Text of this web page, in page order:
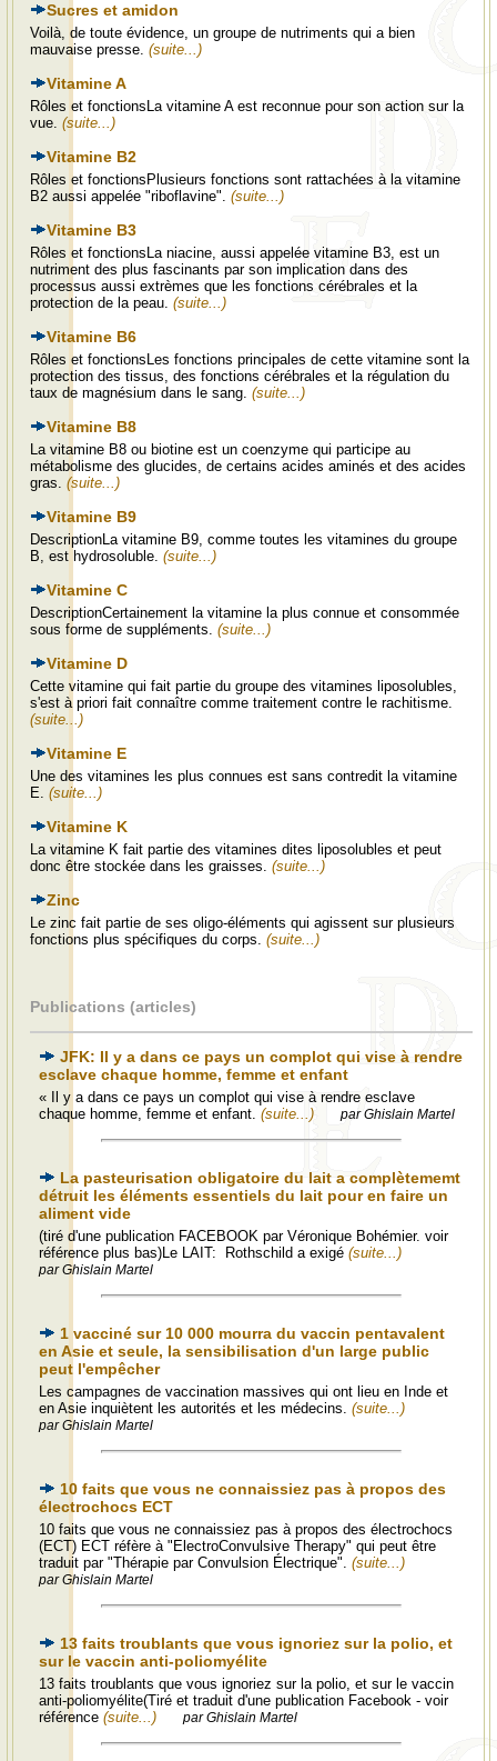
Sucres et amidon
Voilà, de toute évidence, un groupe de nutriments qui a bien
mauvaise presse. (suite...)
Vitamine A
Rôles et fonctionsLa vitamine A est reconnue pour son action sur la
vue. (suite...)
Vitamine B2
Rôles et fonctionsPlusieurs fonctions sont rattachées à la vitamine
B2 aussi appelée "riboflavine". (suite...)
Vitamine B3
Rôles et fonctionsLa niacine, aussi appelée vitamine B3, est un
nutriment des plus fascinants par son implication dans des
processus aussi extrèmes que les fonctions cérébrales et la
protection de la peau. (suite...)
Vitamine B6
Rôles et fonctionsLes fonctions principales de cette vitamine sont la
protection des tissus, des fonctions cérébrales et la régulation du
taux de magnésium dans le sang. (suite...)
Vitamine B8
La vitamine B8 ou biotine est un coenzyme qui participe au
métabolisme des glucides, de certains acides aminés et des acides
gras. (suite...)
Vitamine B9
DescriptionLa vitamine B9, comme toutes les vitamines du groupe
B, est hydrosoluble. (suite...)
Vitamine C
DescriptionCertainement la vitamine la plus connue et consommée
sous forme de suppléments. (suite...)
Vitamine D
Cette vitamine qui fait partie du groupe des vitamines liposolubles,
s'est à priori fait connaître comme traitement contre le rachitisme.
(suite...)
Vitamine E
Une des vitamines les plus connues est sans contredit la vitamine
E. (suite...)
Vitamine K
La vitamine K fait partie des vitamines dites liposolubles et peut
donc être stockée dans les graisses. (suite...)
Zinc
Le zinc fait partie de ses oligo-éléments qui agissent sur plusieurs
fonctions plus spécifiques du corps. (suite...)
Publications (articles)
JFK: Il y a dans ce pays un complot qui vise à rendre
esclave chaque homme, femme et enfant
« Il y a dans ce pays un complot qui vise à rendre esclave
chaque homme, femme et enfant. (suite...) par Ghislain Martel
La pasteurisation obligatoire du lait a complètememt
détruit les éléments essentiels du lait pour en faire un
aliment vide
(tiré d'une publication FACEBOOK par Véronique Bohémier. voir
référence plus bas)Le LAIT: Rothschild a exigé (suite...)
par Ghislain Martel
1 vacciné sur 10 000 mourra du vaccin pentavalent
en Asie et seule, la sensibilisation d'un large public
peut l'empêcher
Les campagnes de vaccination massives qui ont lieu en Inde et
en Asie inquiètent les autorités et les médecins. (suite...)
par Ghislain Martel
10 faits que vous ne connaissiez pas à propos des
électrochocs ECT
10 faits que vous ne connaissiez pas à propos des électrochocs
(ECT) ECT réfère à "ElectroConvulsive Therapy" qui peut être
traduit par "Thérapie par Convulsion Électrique". (suite...)
par Ghislain Martel
13 faits troublants que vous ignoriez sur la polio, et
sur le vaccin anti-poliomyélite
13 faits troublants que vous ignoriez sur la polio, et sur le vaccin
anti-poliomyélite(Tiré et traduit d'une publication Facebook - voir
référence (suite...) par Ghislain Martel